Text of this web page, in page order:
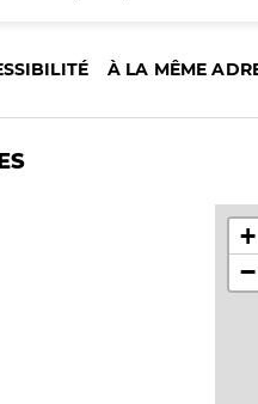
À LA MÊME
+
−